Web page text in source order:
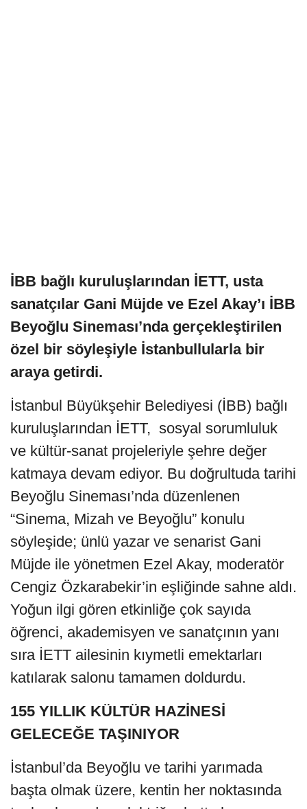
İBB bağlı kuruluşlarından İETT, usta
sanatçılar Gani Müjde ve Ezel Akay’ı İBB
Beyoğlu Sineması’nda gerçekleştirilen
özel bir söyleşiyle İstanbullularla bir
araya getirdi.
İstanbul Büyükşehir Belediyesi (İBB) bağlı
kuruluşlarından İETT, sosyal sorumluluk
ve kültür-sanat projeleriyle şehre değer
katmaya devam ediyor. Bu doğrultuda tarihi
Beyoğlu Sineması’nda düzenlenen
“Sinema, Mizah ve Beyoğlu” konulu
söyleşide; ünlü yazar ve senarist Gani
Müjde ile yönetmen Ezel Akay, moderatör
Cengiz Özkarabekir’in eşliğinde sahne aldı.
Yoğun ilgi gören etkinliğe çok sayıda
öğrenci, akademisyen ve sanatçının yanı
sıra İETT ailesinin kıymetli emektarları
katılarak salonu tamamen doldurdu.
155 YILLIK KÜLTÜR HAZİNESİ
GELECEĞE TAŞINIYOR
İstanbul’da Beyoğlu ve tarihi yarımada
başta olmak üzere, kentin her noktasında